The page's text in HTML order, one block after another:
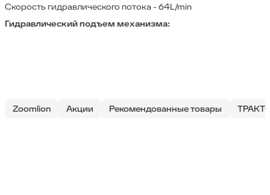
Скорость гидравлического потока - 64L/min
Гидравлический подъем механизма:
Zoomlion Акции Рекомендованные товары